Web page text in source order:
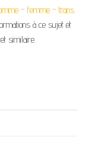
– femme – trans
à ce sujet et
similaire.